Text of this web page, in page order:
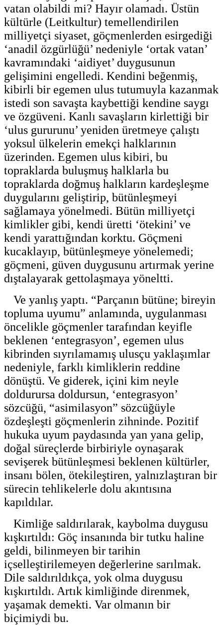
vatan olabildi mi? Hayır olamadı. Üstün
kültürle (Leitkultur) temellendirilen
milliyetçi siyaset, göçmenlerden esirgediği
‘anadil özgürlüğü’ nedeniyle ‘ortak vatan’
kavramındaki ‘aidiyet’ duygusunun
gelişimini engelledi. Kendini beğenmiş,
kibirli bir egemen ulus tutumuyla kazanmak
istedi son savaşta kaybettiği kendine saygı
ve özgüveni. Kanlı savaşların kirlettiği bir
‘ulus gururunu’ yeniden üretmeye çalıştı
yoksul ülkelerin emekçi halklarının
üzerinden. Egemen ulus kibiri, bu
topraklarda buluşmuş halklarla bu
topraklarda doğmuş halkların kardeşleşme
duygularını geliştirip, bütünleşmeyi
sağlamaya yönelmedi. Bütün milliyetçi
kimlikler gibi, kendi üretti ‘ötekini’ ve
kendi yarattığından korktu. Göçmeni
kucaklayıp, bütünleşmeye yönelemedi;
göçmeni, güven duygusunu artırmak yerine
dıştalayarak gettolaşmaya yöneltti.
Ve yanlış yaptı. “Parçanın bütüne; bireyin
topluma uyumu” anlamında, uygulanması
öncelikle göçmenler tarafından keyifle
beklenen ‘entegrasyon’, egemen ulus
kibrinden sıyrılamamış ulusçu yaklaşımlar
nedeniyle, farklı kimliklerin reddine
dönüştü. Ve giderek, içini kim neyle
doldurursa doldursun, ‘entegrasyon’
sözcüğü, “asimilasyon” sözcüğüyle
özdeşleşti göçmenlerin zihninde. Pozitif
hukuka uyum paydasında yan yana gelip,
doğal süreçlerde birbiriyle oynaşarak
sevişerek bütünleşmesi beklenen kültürler,
insanı bölen, ötekileştiren, yalnızlaştıran bir
sürecin tehlikelerle dolu akıntısına
kapıldılar.
Kimliğe saldırılarak, kaybolma duygusu
kışkırtıldı: Göç insanında bir tutku haline
geldi, bilinmeyen bir tarihin
içselleştirilemeyen değerlerine sarılmak.
Dile saldırıldıkça, yok olma duygusu
kışkırtıldı. Artık kimliğinde direnmek,
yaşamak demekti. Var olmanın bir
biçimiydi bu.